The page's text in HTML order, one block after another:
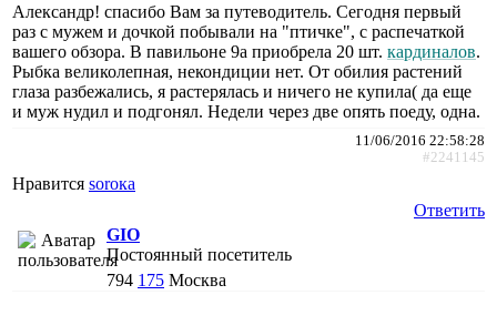
Александр! спасибо Вам за путеводитель. Сегодня первый
раз с мужем и дочкой побывали на "птичке", с распечаткой
вашего обзора. В павильоне 9а приобрела 20 шт. кардиналов.
Рыбка великолепная, некондиции нет. От обилия растений
глаза разбежались, я растерялась и ничего не купила( да еще
и муж нудил и подгонял. Недели через две опять поеду, одна.
11/06/2016 22:58:28
#2241145
Нравится soroкa
Ответить
GIO
Постоянный посетитель
794 175 Москва